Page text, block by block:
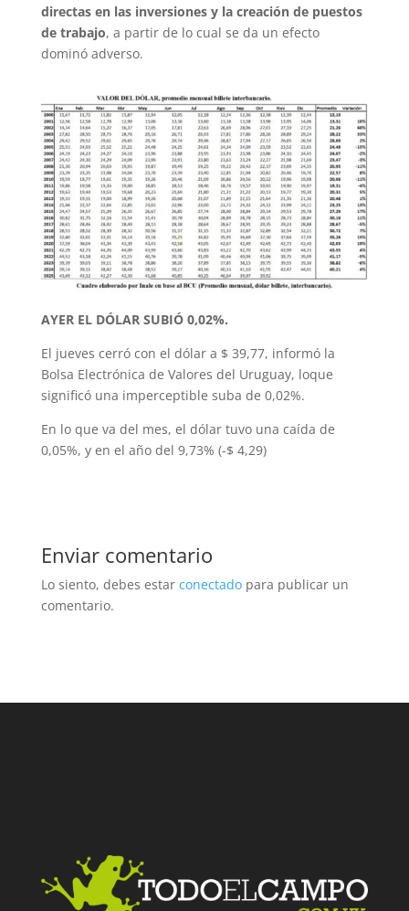
directas en las inversiones y la creación de puestos
de trabajo, a partir de lo cual se da un efecto
dominó adverso.
AYER EL DÓLAR SUBIÓ 0,02%.
El jueves cerró con el dólar a $ 39,77, informó la
Bolsa Electrónica de Valores del Uruguay, loque
significó una imperceptible suba de 0,02%.
En lo que va del mes, el dólar tuvo una caída de
0,05%, y en el año del 9,73% (-$ 4,29)
Enviar comentario
Lo siento, debes estar conectadopara publicar un
comentario.
Facebook